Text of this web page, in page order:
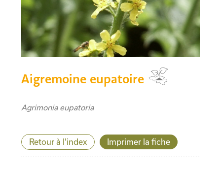
Aigremoine eupatoire
Agrimonia eupatoria
Retour à l'index Imprimer la fiche